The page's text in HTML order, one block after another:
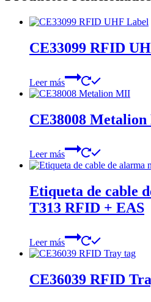
CE33099 RFID
Leer más
CE38008
Leer más
Etiqueta de cable
T313 RFID + EAS
Leer más
CE36039 RFID